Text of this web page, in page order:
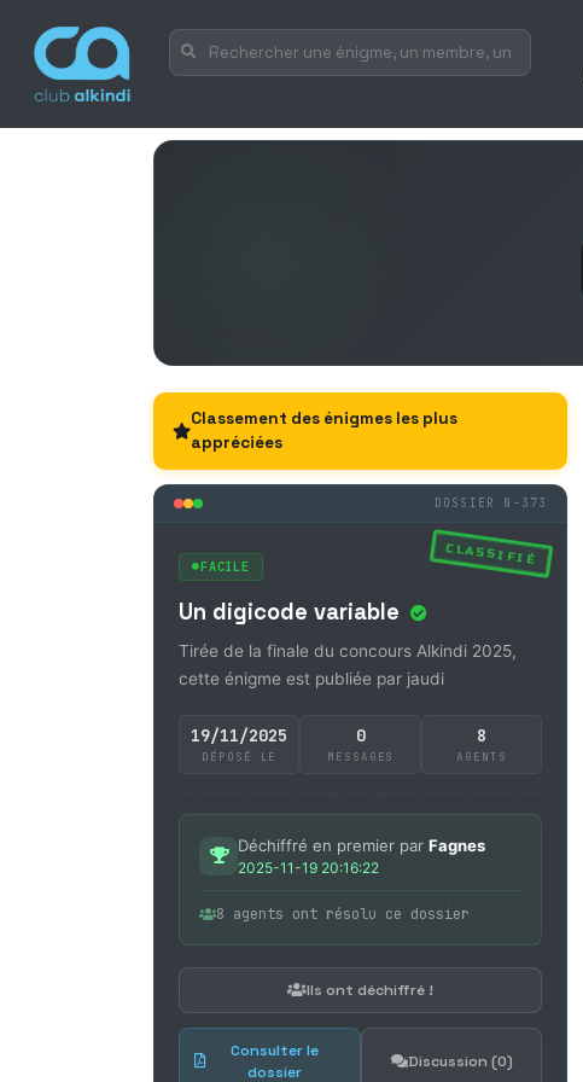
Classement des énigmes les plus
appréciées
DOSSIER N-373
CLASSIFIÉ
FACILE
Un digicode variable
Tirée de la finale du concours Alkindi 2025,
cette énigme est publiée par jaudi
19/11/2025
DÉPOSÉ LE
0
MESSAGES
8
AGENTS
Déchiffré en premier par Fagnes
2025-11-19 20:16:22
8 agents ont résolu ce dossier
Ils ont déchiffré !
Consulter le
dossier
Discussion (0)